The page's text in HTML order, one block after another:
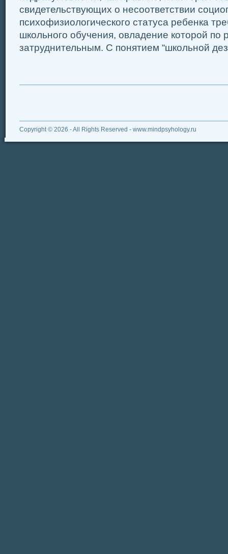
свидетельствующих о несоответствии
психофизиологического статуса ребенка
школьного обучения, овладение которой по
затруднительным. С понятием “школьной
Copyright © 2026 - All Rights Reserved - www.mindpsyhology.ru